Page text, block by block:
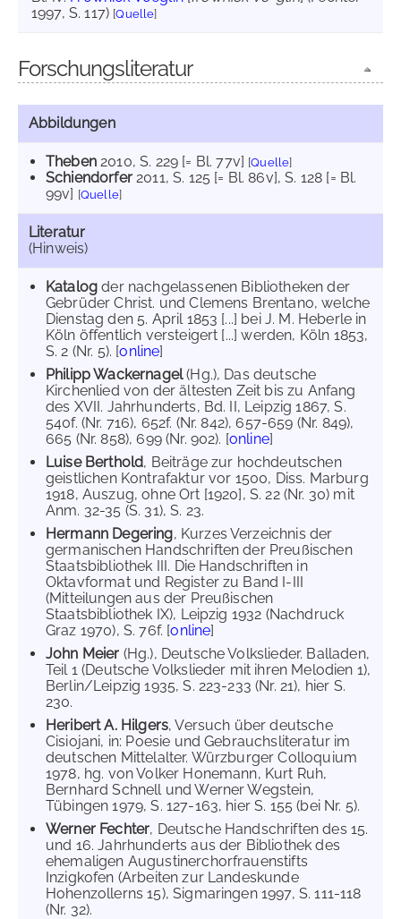
1997, S. 117) [Quelle]
Forschungsliteratur
Abbildungen
Theben2010, S. 229 [= Bl. 77v] [Quelle]
Schiendorfer2011, S. 125 [= Bl. 86v], S. 128 [= Bl.
99v] [Quelle]
Literatur
(Hinweis)
Katalog der nachgelassenen Bibliotheken der
Gebrüder Christ. und Clemens Brentano, welche
Dienstag den 5. April 1853 [...] bei J. M. Heberle in
Köln öffentlich versteigert [...] werden, Köln 1853,
S. 2 (Nr. 5). [online]
Philipp Wackernagel(Hg.), Das deutsche
Kirchenlied von der ältesten Zeit bis zu Anfang
des XVII. Jahrhunderts, Bd. II, Leipzig 1867, S.
540f. (Nr. 716), 652f. (Nr. 842), 657-659 (Nr. 849),
665 (Nr. 858), 699 (Nr. 902). [online]
Luise Berthold, Beiträge zur hochdeutschen
geistlichen Kontrafaktur vor 1500, Diss. Marburg
1918, Auszug, ohne Ort [1920], S. 22 (Nr. 30) mit
Anm. 32-35 (S. 31), S. 23.
Hermann Degering, Kurzes Verzeichnis der
germanischen Handschriften der Preußischen
Staatsbibliothek III. Die Handschriften in
Oktavformat und Register zu Band I-III
(Mitteilungen aus der Preußischen
Staatsbibliothek IX), Leipzig 1932 (Nachdruck
Graz 1970), S. 76f. [online]
John Meier (Hg.), Deutsche Volkslieder. Balladen,
Teil 1 (Deutsche Volkslieder mit ihren Melodien 1),
Berlin/Leipzig 1935, S. 223-233 (Nr. 21), hier S.
230.
Heribert A. Hilgers, Versuch über deutsche
Cisiojani, in: Poesie und Gebrauchsliteratur im
deutschen Mittelalter. Würzburger Colloquium
1978, hg. von Volker Honemann, Kurt Ruh,
Bernhard Schnell und Werner Wegstein,
Tübingen 1979, S. 127-163, hier S. 155 (bei Nr. 5).
Werner Fechter, Deutsche Handschriften des 15.
und 16. Jahrhunderts aus der Bibliothek des
ehemaligen Augustinerchorfrauenstifts
Inzigkofen (Arbeiten zur Landeskunde
Hohenzollerns 15), Sigmaringen 1997, S. 111-118
(Nr. 32).